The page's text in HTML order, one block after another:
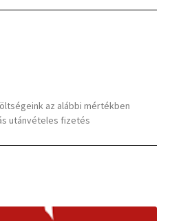
az alábbi mértékben
utánvételes fizetés